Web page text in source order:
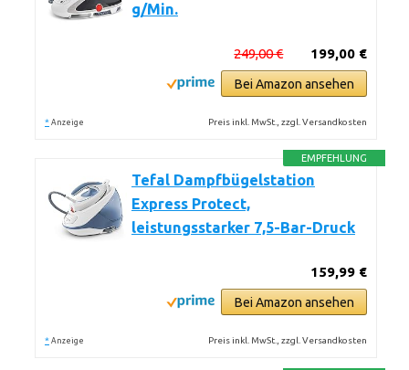
g/Min.
199,00 €
249,00 €
Bei Amazon ansehen
* Anzeige Preis inkl. MwSt., zzgl. Versandkosten
EMPFEHLUNG
Tefal Dampfbügelstation
Express Protect,
leistungsstarker 7,5-Bar-Druck
159,99 €
Bei Amazon ansehen
* Anzeige Preis inkl. MwSt., zzgl. Versandkosten